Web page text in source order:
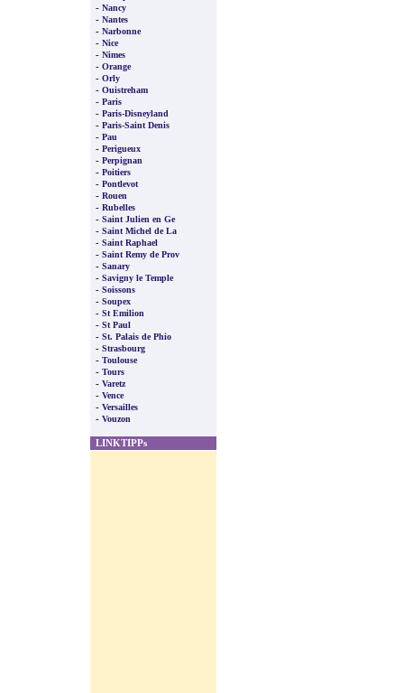
- Nancy
- Nantes
- Narbonne
- Nice
- Nimes
- Orange
- Orly
- Ouistreham
- Paris
- Paris-Disneyland
- Paris-Saint Denis
- Pau
- Perigueux
- Perpignan
- Poitiers
- Pontlevot
- Rouen
- Rubelles
- Saint Julien en Ge
- Saint Michel de La
- Saint Raphael
- Saint Remy de Prov
- Sanary
- Savigny le Temple
- Soissons
- Soupex
- St Emilion
- St Paul
- St. Palais de Phio
- Strasbourg
- Toulouse
- Tours
- Varetz
- Vence
- Versailles
- Vouzon
LINKTIPPs